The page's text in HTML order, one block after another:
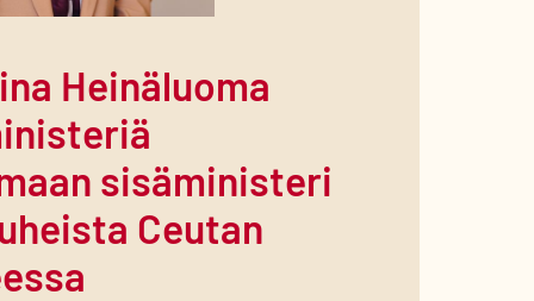
Heinäluoma
sisäministeri
Ceutan